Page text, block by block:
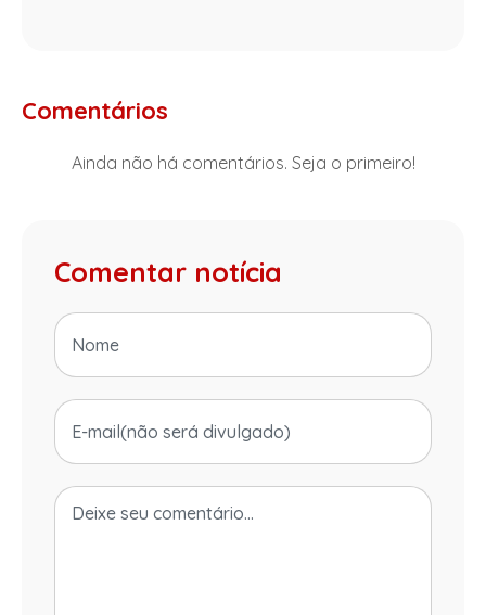
Comentários
Ainda não há comentários. Seja o primeiro!
Comentar notícia